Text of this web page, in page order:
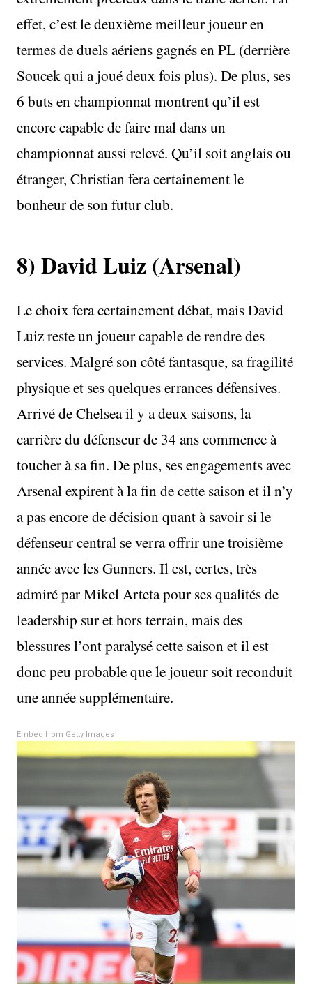
effet, c’est le deuxième meilleur joueur en
termes de duels aériens gagnés en PL (derrière
Soucek qui a joué deux fois plus). De plus, ses
6 buts en championnat montrent qu’il est
encore capable de faire mal dans un
championnat aussi relevé. Qu’il soit anglais ou
étranger, Christian fera certainement le
bonheur de son futur club.
8) David Luiz (Arsenal)
Le choix fera certainement débat, mais David
Luiz reste un joueur capable de rendre des
services. Malgré son côté fantasque, sa fragilité
physique et ses quelques errances défensives.
Arrivé de Chelsea il y a deux saisons, la
carrière du défenseur de 34 ans commence à
toucher à sa fin. De plus, ses engagements avec
Arsenal expirent à la fin de cette saison et il n’y
a pas encore de décision quant à savoir si le
défenseur central se verra offrir une troisième
année avec les Gunners. Il est, certes, très
admiré par Mikel Arteta pour ses qualités de
leadership sur et hors terrain, mais des
blessures l’ont paralysé cette saison et il est
donc peu probable que le joueur soit reconduit
une année supplémentaire.
Embed from Getty Images